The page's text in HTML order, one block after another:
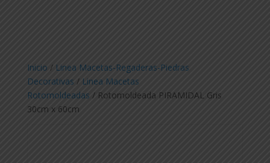
Inicio / Linea Macetas-Regaderas-Piedras
Decorativas / Linea Macetas
Rotomoldeadas / Rotomoldeada PIRAMIDAL Gris
30cm x 60cm